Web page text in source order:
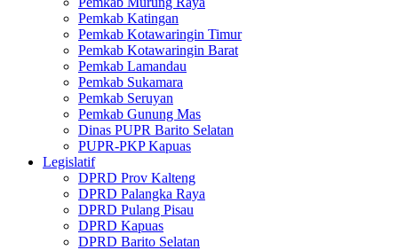
Pemkab Katingan
Pemkab Kotawaringin Timur
Pemkab Kotawaringin Barat
Pemkab Lamandau
Pemkab Sukamara
Pemkab Seruyan
Pemkab Gunung Mas
Dinas PUPR Barito Selatan
PUPR-PKP Kapuas
Legislatif
DPRD Prov Kalteng
DPRD Palangka Raya
DPRD Pulang Pisau
DPRD Kapuas
DPRD Barito Selatan